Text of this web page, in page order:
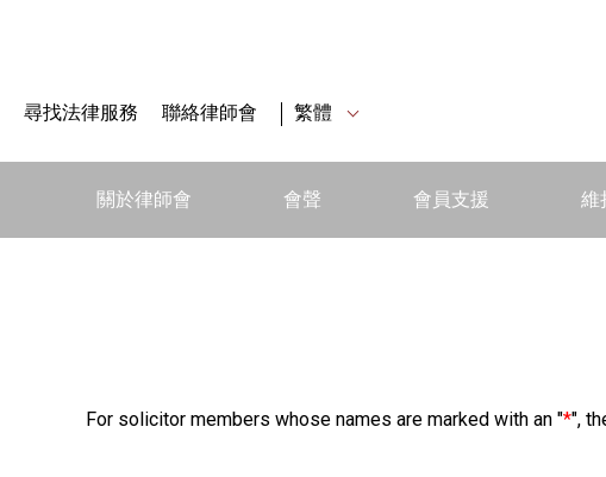
尋找法律服務 聯絡律師會 繁體
關於律師會 會聲 會員支援 維
For solicitor members whose names are marked with an "*",